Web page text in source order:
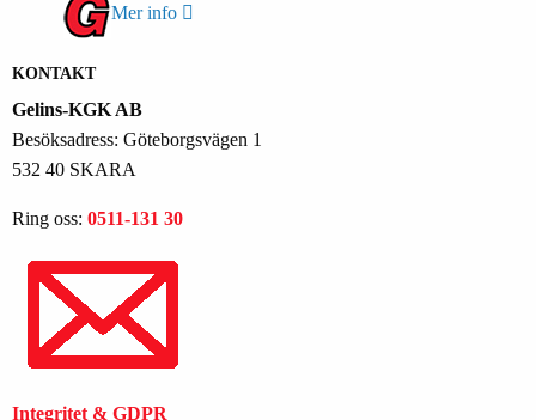
Mer info
KONTAKT
Gelins-KGK AB
Besöksadress: Göteborgsvägen 1
532 40 SKARA
Ring oss: 0511-131 30
Integritet & GDPR